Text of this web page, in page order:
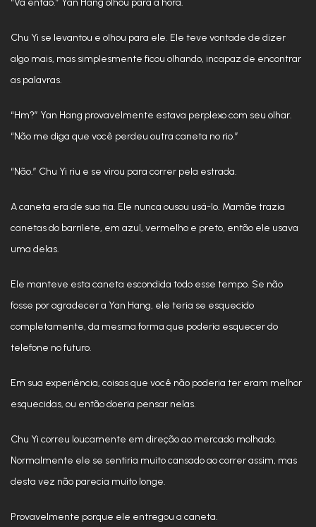
Chu Yi se levantou e olhou para ele. Ele teve vontade de dizer
algo mais, mas simplesmente ficou olhando, incapaz de encontrar
as palavras.
“Hm?” Yan Hang provavelmente estava perplexo com seu olhar.
“Não me diga que você perdeu outra caneta no rio.”
“Não.” Chu Yi riu e se virou para correr pela estrada.
A caneta era de sua tia. Ele nunca ousou usá-lo. Mamãe trazia
canetas do barrilete, em azul, vermelho e preto, então ele usava
uma delas.
Ele manteve esta caneta escondida todo esse tempo. Se não
fosse por agradecer a Yan Hang, ele teria se esquecido
completamente, da mesma forma que poderia esquecer do
telefone no futuro.
Em sua experiência, coisas que você não poderia ter eram melhor
esquecidas, ou então doeria pensar nelas.
Chu Yi correu loucamente em direção ao mercado molhado.
Normalmente ele se sentiria muito cansado ao correr assim, mas
desta vez não parecia muito longe.
Provavelmente porque ele entregou a caneta.